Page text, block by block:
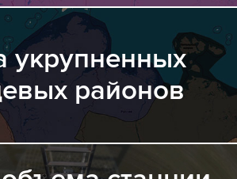
укрупненных
районов